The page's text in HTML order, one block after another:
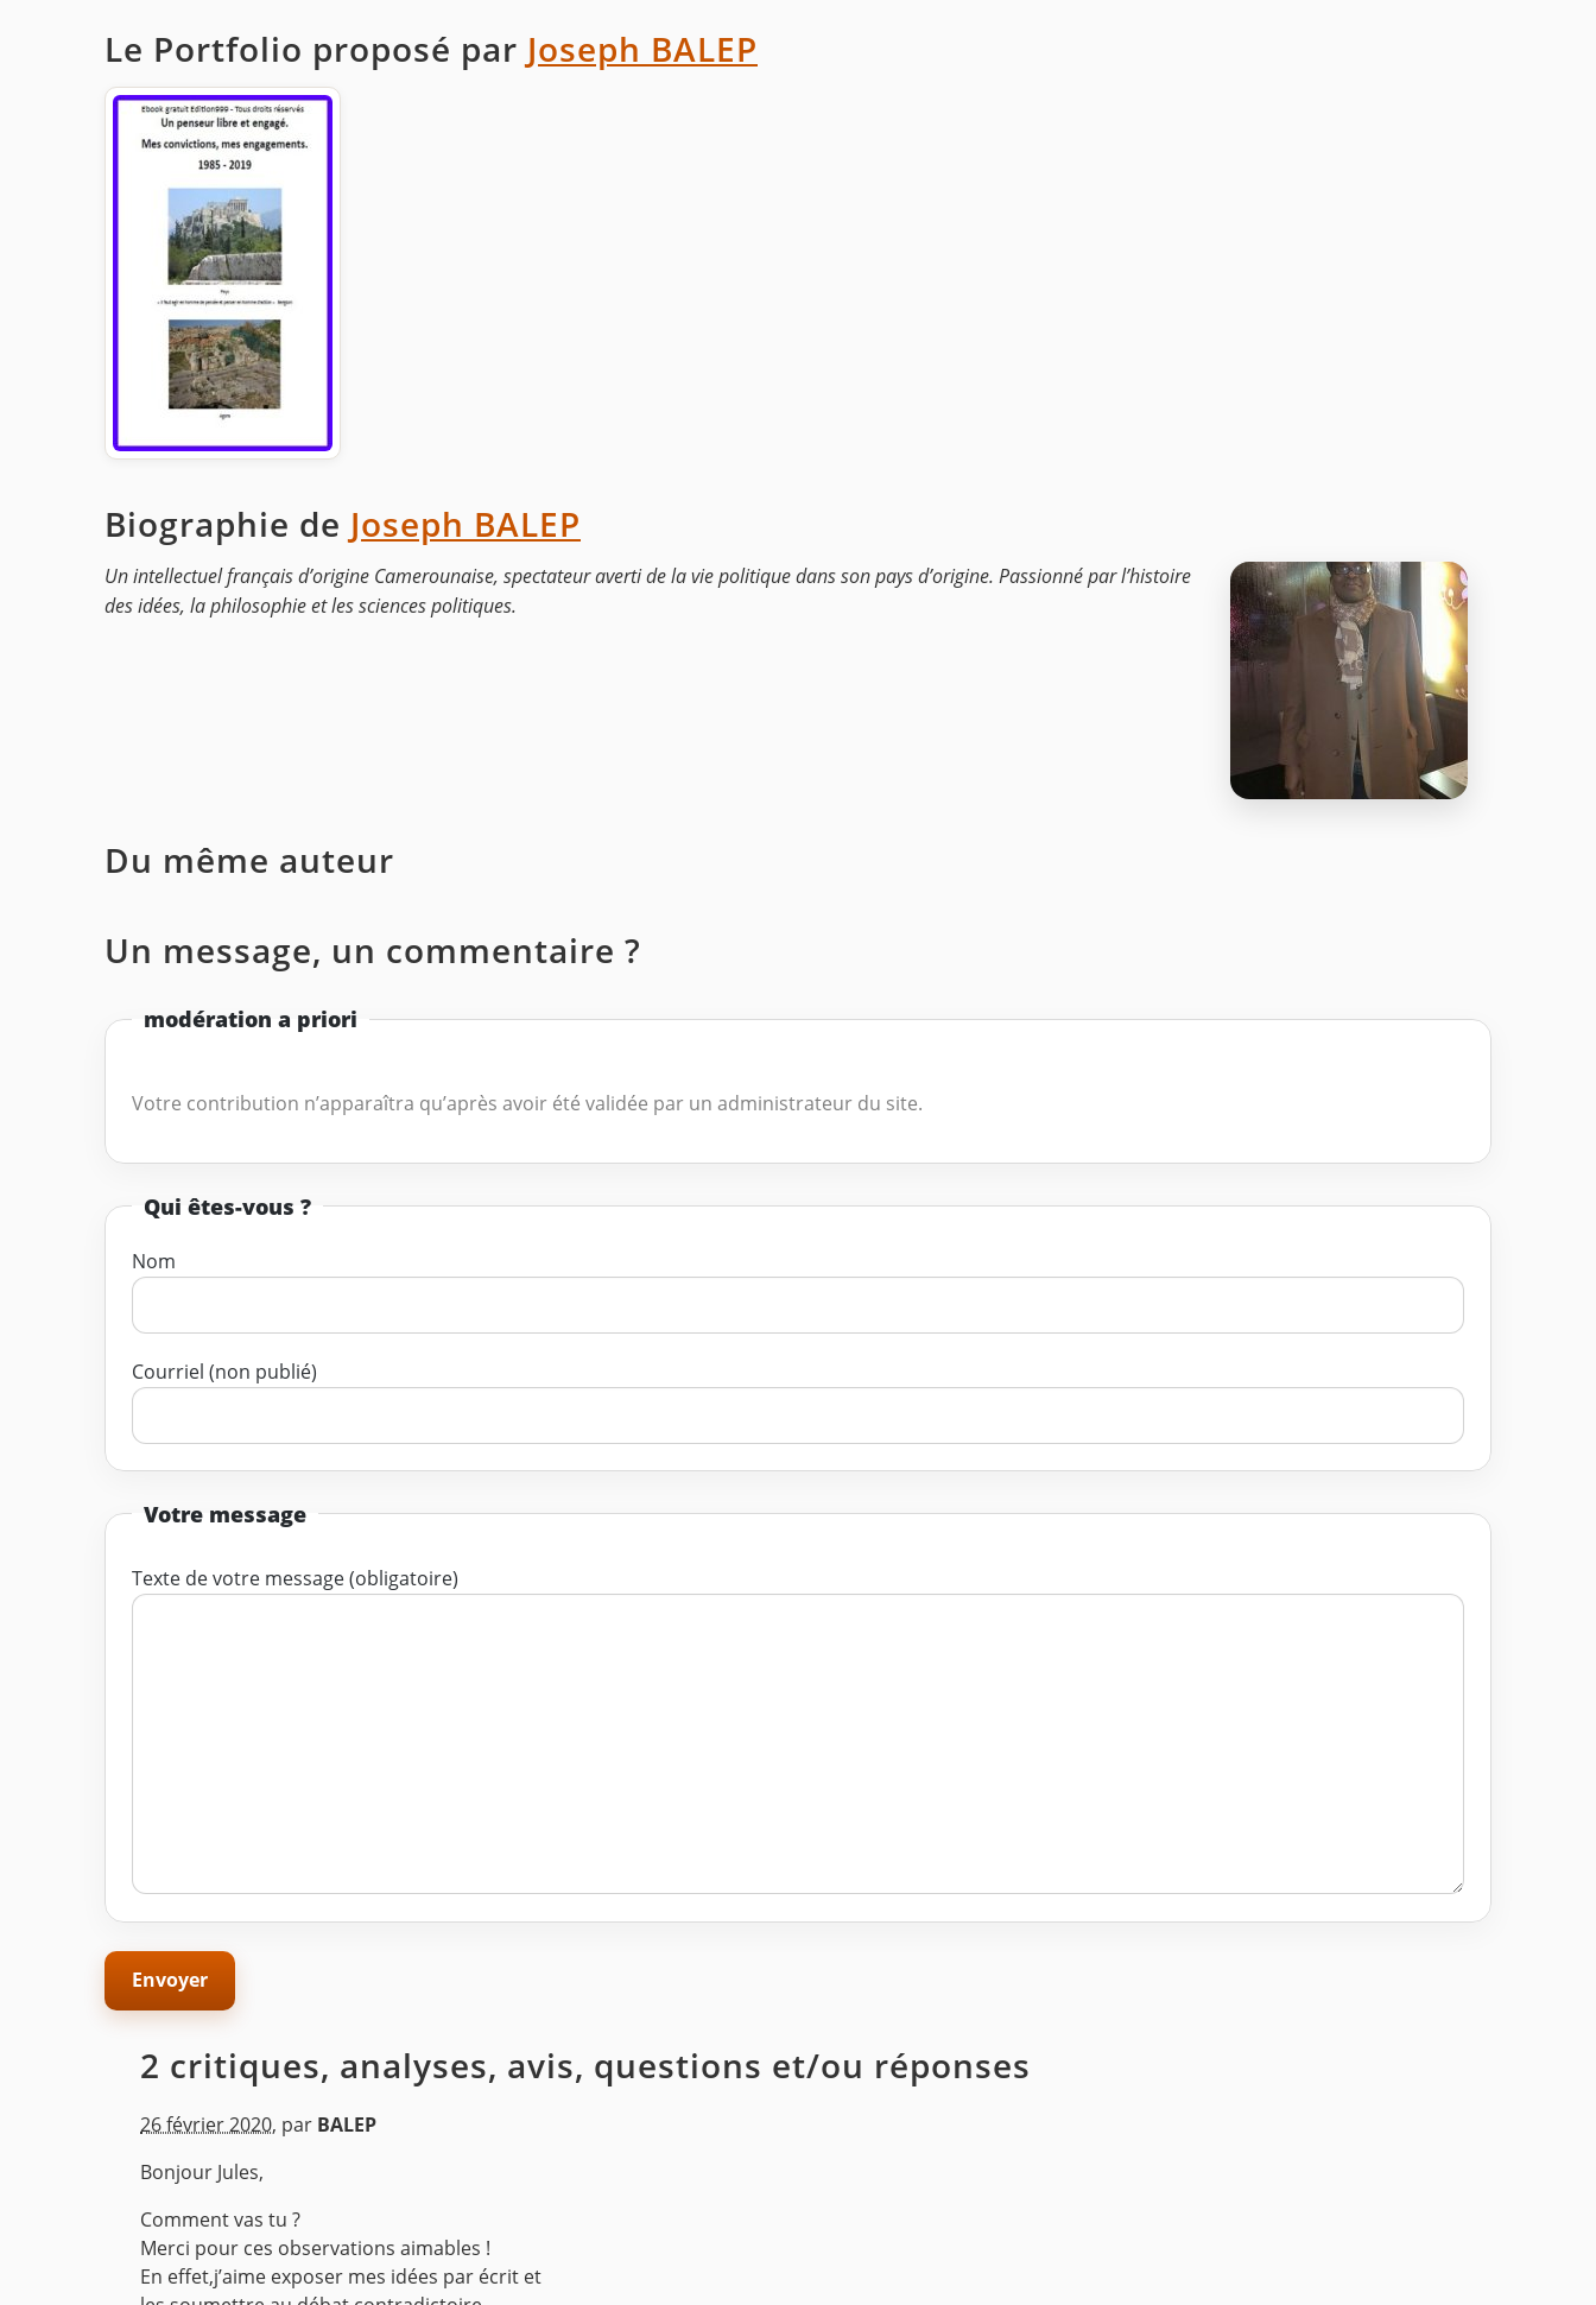
Le Portfolio proposé par Joseph BALEP
Biographie de Joseph BALEP
Un intellectuel français d’origine Camerounaise, spectateur averti de la vie politique dans son pays d’origine. Passionné par l’histoire
des idées, la philosophie et les sciences politiques.
Du même auteur
Un message, un commentaire ?
modération a priori
Votre contribution n’apparaîtra qu’après avoir été validée par un administrateur du site.
Qui êtes-vous ?
Nom
Courriel (non publié)
Votre message
Texte de votre message (obligatoire)
2 critiques, analyses, avis, questions et/ou réponses
26 février 2020, par BALEP
Bonjour Jules,
Comment vas tu ?
Merci pour ces observations aimables !
En effet,j’aime exposer mes idées par écrit et